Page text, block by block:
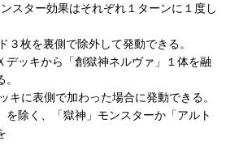
スター効果はそれぞれ１ターンに１度し
３枚を裏側で除外して発動できる。
デッキから「創獄神ネルヴァ」１体を融
キに表側で加わった場合に発動できる。
を除く、「獄神」モンスターか「アルト